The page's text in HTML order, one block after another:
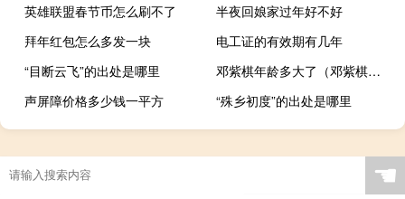
英雄联盟春节币怎么刷不了
半夜回娘家过年好不好
拜年红包怎么多发一块
电工证的有效期有几年
“目断云飞”的出处是哪里
邓紫棋年龄多大了（邓紫棋年龄）
声屏障价格多少钱一平方
“殊乡初度”的出处是哪里
☚